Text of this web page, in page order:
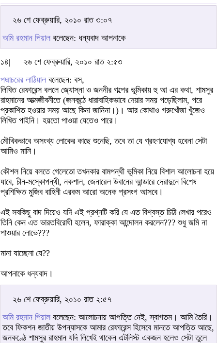
২৬ শে ফেব্রুয়ারি, ২০১০ রাত ৩:০৭
অমি রহমান পিয়াল বলেছেন: ধন্যবাদ আপনাকে
১৪|
২৬ শে ফেব্রুয়ারি, ২০১০ রাত ২:৫৩
পদ্মাচরের লাঠিয়াল বলেছেন: বস,
লিখিত রেফারেন্স বললে জ্যোস্না ও জননীর গল্পের ভূমিকায় হু আ এর কথা, শামসুর
রাহমানের আত্মজীবনীতে (জনকন্ঠে ধারাবাহিকভাবে দেয়ার সময় পড়েছিলাম, পরে
প্রকাশিত হওয়ার সময় আছে কিনা জানিনা।)। আর কোথাও গরুখোঁজা খুঁজেও
লিখিত পাইনি। হয়তো পাওয়া যেতেও পারে।
মৌখিকভাবে অসংখ্য লোকের কাছে শুনেছি, তবে তা যে গ্রহণযোগ্য হবেনা সেটা
আমিও মানি।
কৌশল নিয়ে বলতে গেলেতো তখনকার বামপন্থী ভূমিকা নিয়ে বিশাল আলোচনা হয়ে
যাবে, চীন-মস্কোপন্থী, নকশাল, জেনারেল উবানের আন্ডারে দেরাদুনে বিশেষ
প্রশিক্ষিত মুজিব বাহিনী এরকম আরো অনেক প্রসংগ আসবে।
এই সবকিছু বাদ দিয়েও যদি এই প্রশ্নটি করি যে এত বিশ্বস্ত চিঠি লেখার পরেও
তিনি কেন এত ভারতবিরোধী হলেন, ফারাক্কা আন্দোলন করলেন??? শুধু জমি না
পাওয়ার লোভে???
মানা যাচ্ছেনা যে??
আপনাকে ধন্যবাদ।
২৬ শে ফেব্রুয়ারি, ২০১০ রাত ২:৫৭
অমি রহমান পিয়াল বলেছেন: আলোচনায় আপত্তি নেই, স্বাগতম। আমি তৈরি।
তবে ফিকশন জাতীয় উপন্যাসকে আমার রেফারেন্স হিসেবে মানতে আপত্তি আছে,
জনকণ্ঠে শামসুর রাহমান যদি লিখেই থাকেন এটলিস্ট একজন হলেও সেটা তুলে